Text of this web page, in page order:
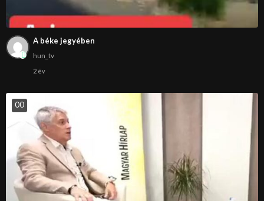
A béke jegyében
hun_tv
2 év
00